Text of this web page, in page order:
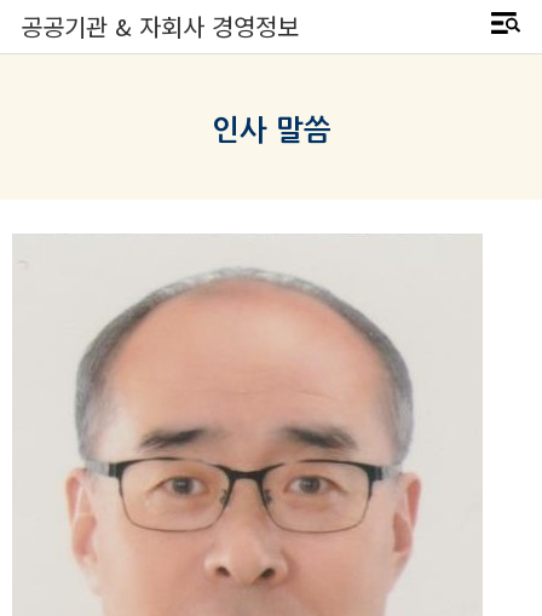
공공기관 & 자회사 경영정보
인사 말씀